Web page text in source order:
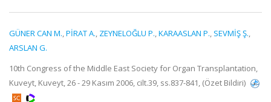
GÜNER CAN M.,PİRAT A., ZEYNELOĞLU P.,KARAASLAN P., SEVMİŞ Ş.,
ARSLAN G.
10th Congress of the Middle East Society for Organ Transplantation,
Kuveyt, Kuveyt, 26 - 29 Kasım 2006, cilt.39, ss.837-841, (Özet Bildiri)